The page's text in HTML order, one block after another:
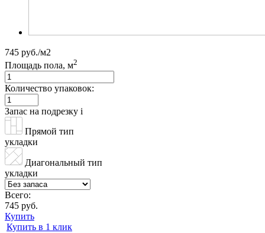
745 руб./м2
Площадь пола, м2
Количество упаковок:
Запас на подрезку i
Прямой тип
укладки
Диагональный тип
укладки
Всего:
745 руб.
Купить
Купить в 1 клик